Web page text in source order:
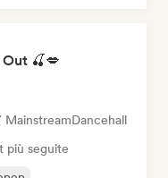
🍒💋
Dancehall
più seguite